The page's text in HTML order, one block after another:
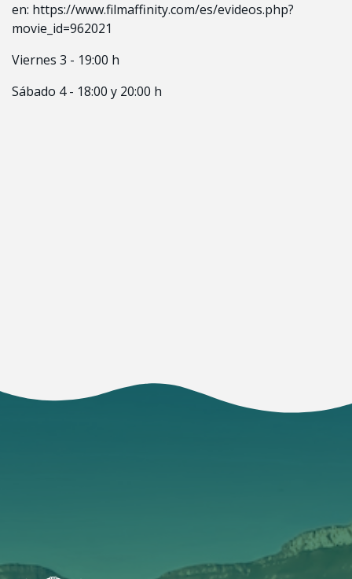
en: https://www.filmaffinity.com/es/evideos.php?
movie_id=962021
Viernes 3 - 19:00 h
Sábado 4 - 18:00 y 20:00 h